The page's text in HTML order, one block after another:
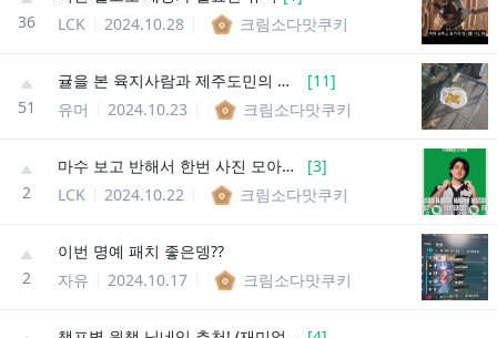
36
LCK
2024.10.28 크림소다맛쿠키
51
귤을 본 육지사람과 제주도민의 생각 차이 [11]
유머
2024.10.23 크림소다맛쿠키
2
마수 보고 반해서 한번 사진 모아봄!! [3]
LCK
2024.10.22 크림소다맛쿠키
2
이번 명예 패치 좋은뎅??
자유
2024.10.17 크림소다맛쿠키